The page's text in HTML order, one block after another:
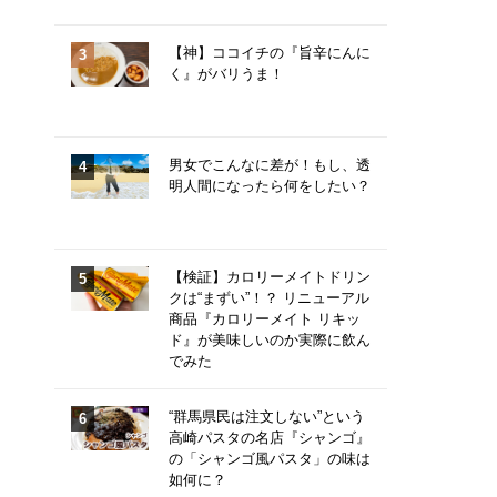
【神】ココイチの『旨辛にんに
く』がバリうま！
男女でこんなに差が！もし、透
明人間になったら何をしたい？
【検証】カロリーメイトドリン
クは“まずい”！？ リニューアル
商品『カロリーメイト リキッ
ド』が美味しいのか実際に飲ん
でみた
“群馬県民は注文しない”という
高崎パスタの名店『シャンゴ』
の「シャンゴ風パスタ」の味は
如何に？